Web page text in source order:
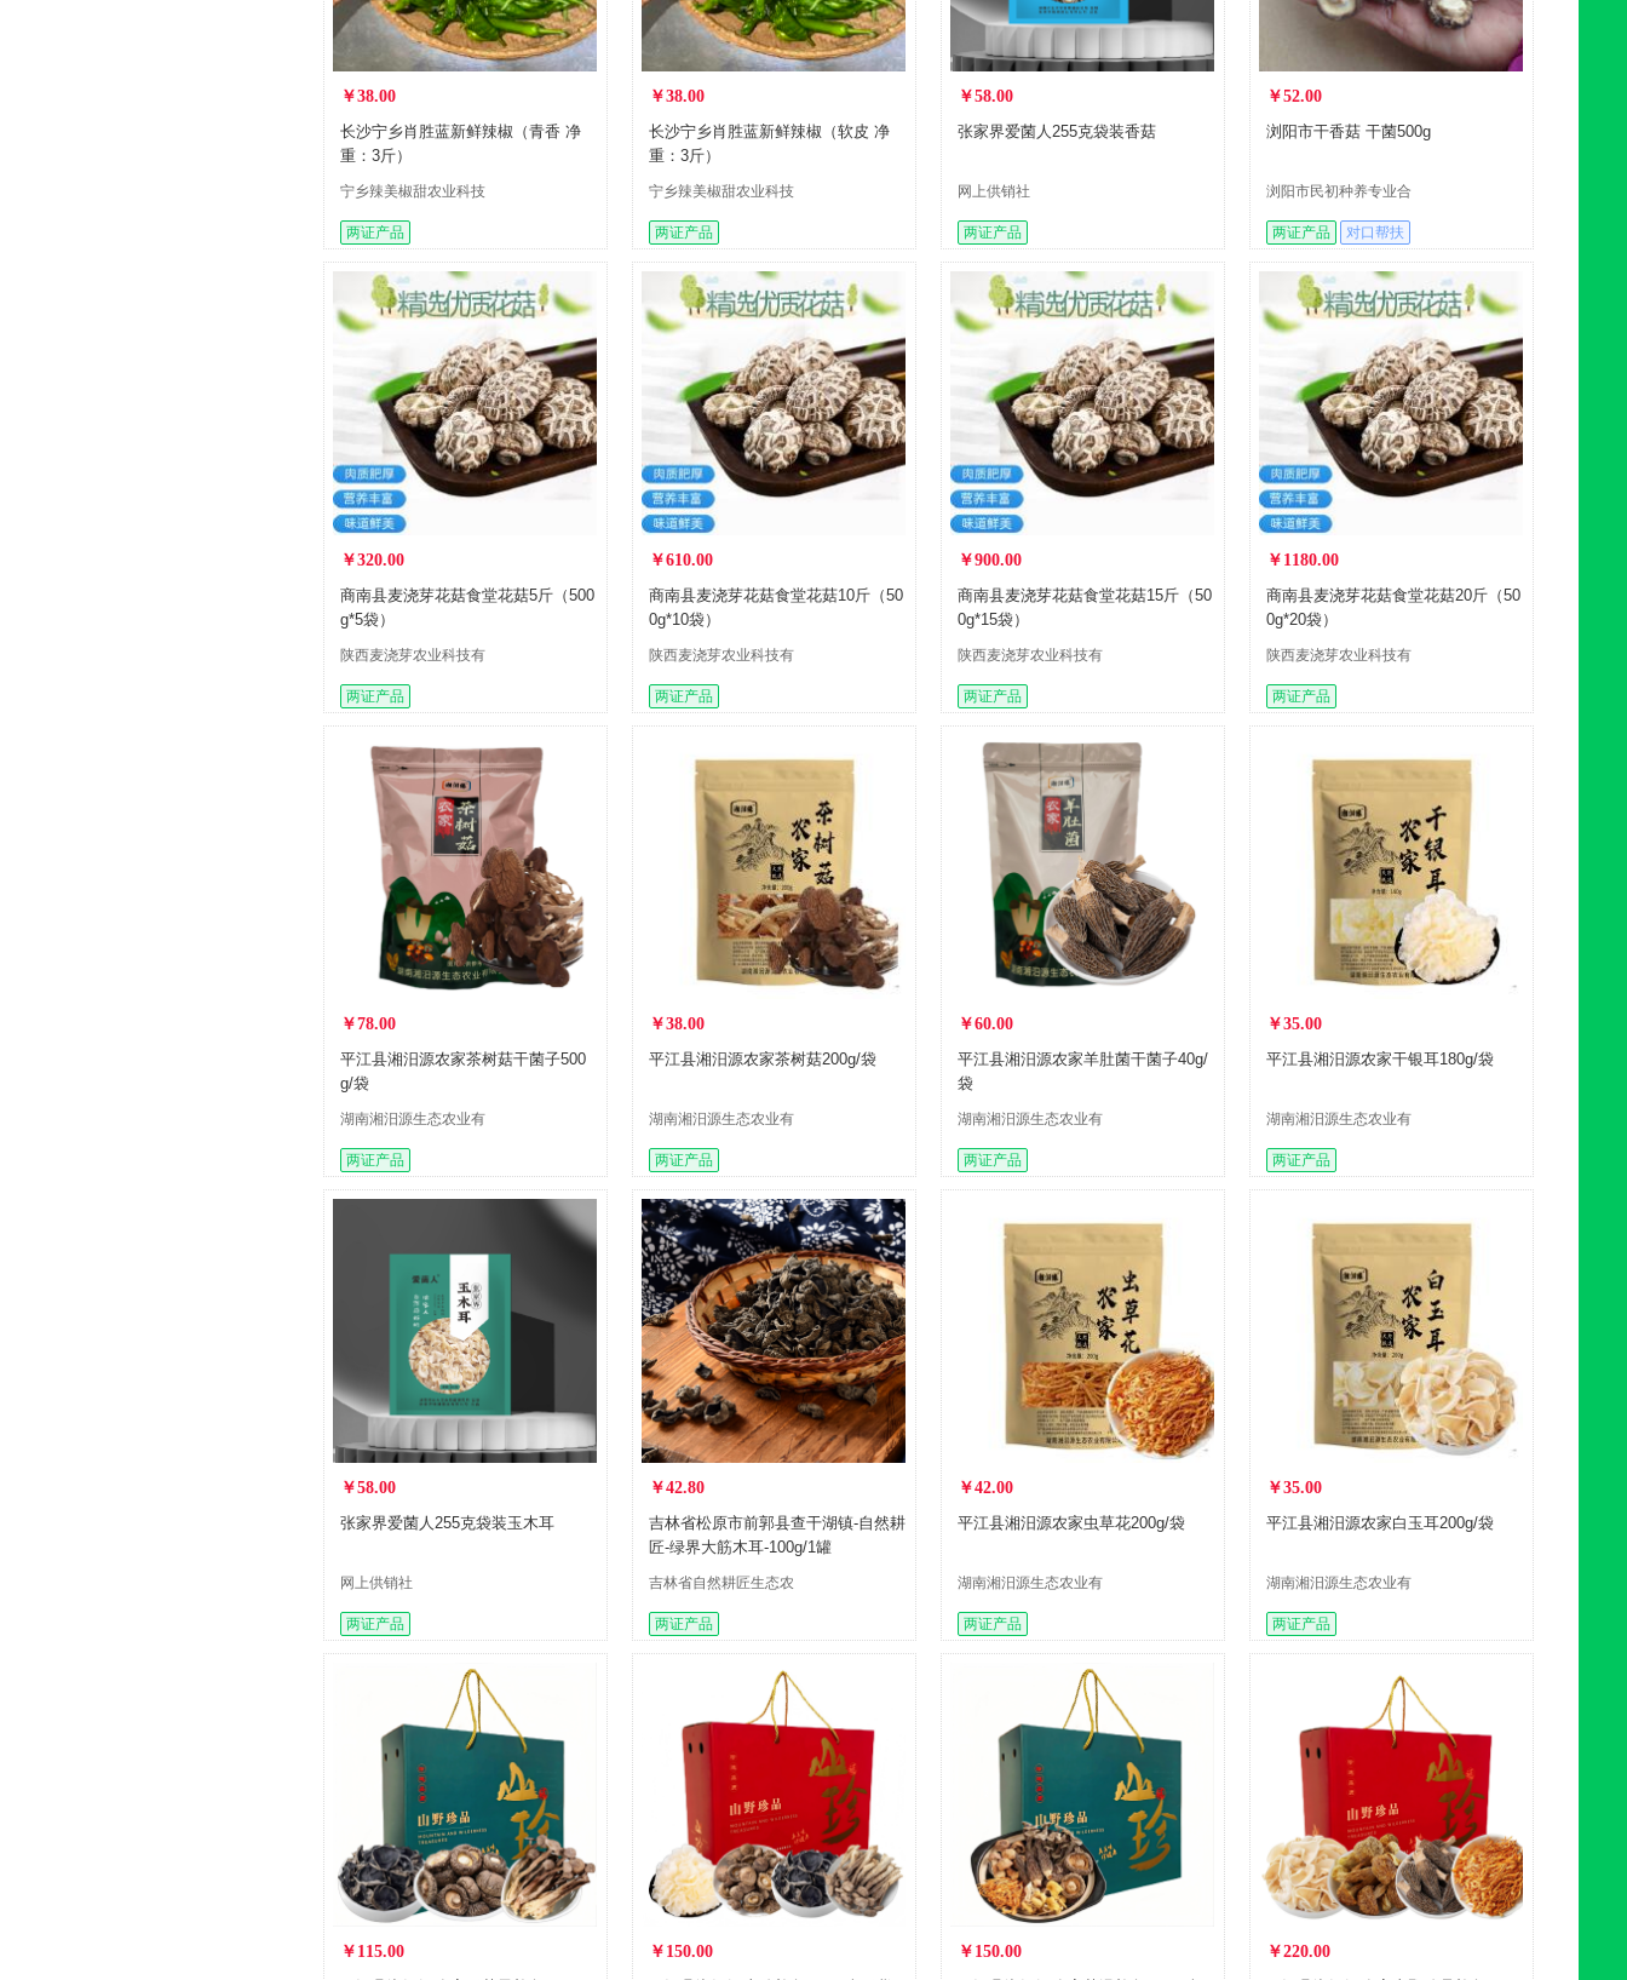
￥38.00
长沙宁乡肖胜蓝新鲜辣椒（青香 净
重：3斤）
宁乡辣美椒甜农业科技
两证产品
￥38.00
长沙宁乡肖胜蓝新鲜辣椒（软皮 净
重：3斤）
宁乡辣美椒甜农业科技
两证产品
￥58.00
张家界爱菌人255克袋装香菇
网上供销社
两证产品
￥52.00
浏阳市干香菇 干菌500g
浏阳市民初种养专业合
两证产品
对口帮扶
￥320.00
商南县麦浇芽花菇食堂花菇5斤（500
g*5袋）
陕西麦浇芽农业科技有
两证产品
￥610.00
商南县麦浇芽花菇食堂花菇10斤（50
0g*10袋）
陕西麦浇芽农业科技有
两证产品
￥900.00
商南县麦浇芽花菇食堂花菇15斤（50
0g*15袋）
陕西麦浇芽农业科技有
两证产品
￥1180.00
商南县麦浇芽花菇食堂花菇20斤（50
0g*20袋）
陕西麦浇芽农业科技有
两证产品
￥78.00
平江县湘汨源农家茶树菇干菌子500
g/袋
湖南湘汨源生态农业有
两证产品
￥38.00
平江县湘汨源农家茶树菇200g/袋
湖南湘汨源生态农业有
两证产品
￥60.00
平江县湘汨源农家羊肚菌干菌子40g/
袋
湖南湘汨源生态农业有
两证产品
￥35.00
平江县湘汨源农家干银耳180g/袋
湖南湘汨源生态农业有
两证产品
￥58.00
张家界爱菌人255克袋装玉木耳
网上供销社
两证产品
￥42.80
吉林省松原市前郭县查干湖镇-自然耕
匠-绿界大筋木耳-100g/1罐
吉林省自然耕匠生态农
两证产品
￥42.00
平江县湘汨源农家虫草花200g/袋
湖南湘汨源生态农业有
两证产品
￥35.00
平江县湘汨源农家白玉耳200g/袋
湖南湘汨源生态农业有
两证产品
￥115.00
￥150.00
￥150.00
￥220.00